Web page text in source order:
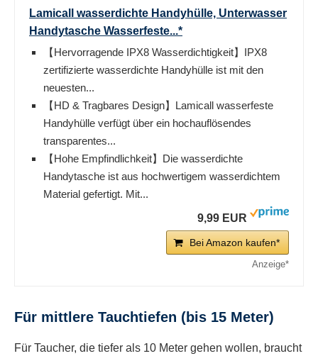
Lamicall wasserdichte Handyhülle, Unterwasser
Handytasche Wasserfeste...*
【Hervorragende IPX8 Wasserdichtigkeit】IPX8
zertifizierte wasserdichte Handyhülle ist mit den
neuesten...
【HD & Tragbares Design】Lamicall wasserfeste
Handyhülle verfügt über ein hochauflösendes
transparentes...
【Hohe Empfindlichkeit】Die wasserdichte
Handytasche ist aus hochwertigem wasserdichtem
Material gefertigt. Mit...
9,99 EUR
Bei Amazon kaufen*
Für mittlere Tauchtiefen (bis 15 Meter)
Für Taucher, die tiefer als 10 Meter gehen wollen, braucht